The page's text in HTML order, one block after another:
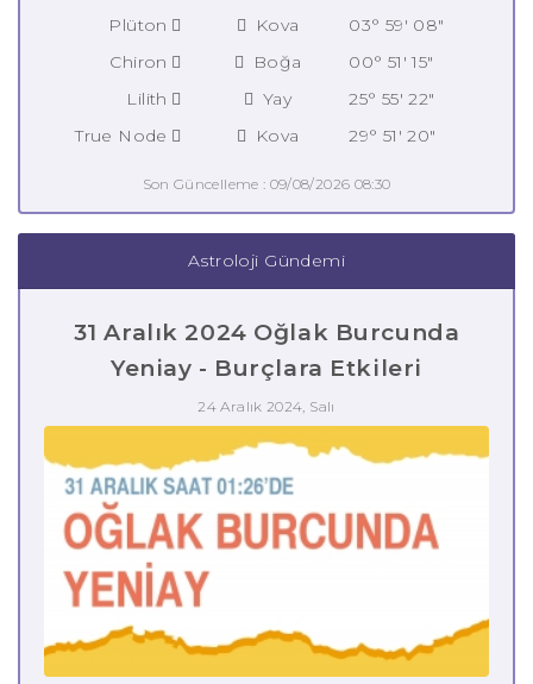
Plüton
Kova
03° 59' 08"
Chiron
Boğa
00° 51' 15"
Lilith
Yay
25° 55' 22"
True Node
Kova 29° 51' 20"
Son Güncelleme : 09/08/2026 08:30
Astroloji Gündemi
31 Aralık 2024 Oğlak Burcunda
Yeniay - Burçlara Etkileri
24 Aralık 2024, Salı